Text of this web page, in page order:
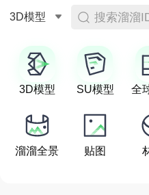
3D模型 搜索溜溜
3D模型 SU模型 全
溜溜全景 贴图